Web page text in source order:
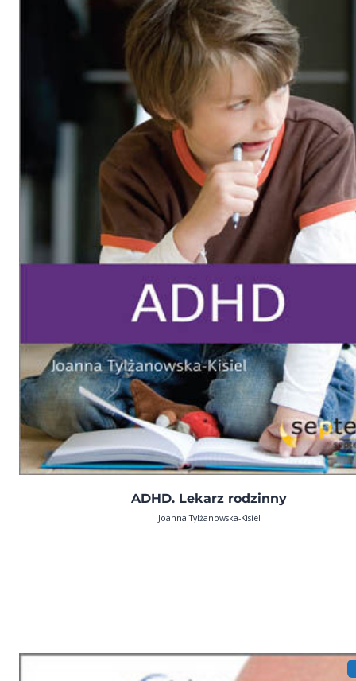
ADHD. Lekarz rodzinny
Joanna Tylżanowska-Kisiel